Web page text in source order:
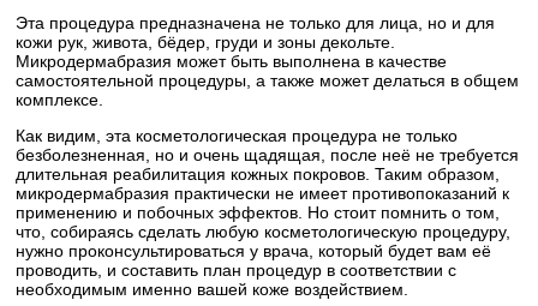
Эта процедура предназначена не только для лица, но и для
кожи рук, живота, бёдер, груди и зоны декольте.
Микродермабразия может быть выполнена в качестве
самостоятельной процедуры, а также может делаться в общем
комплексе.
Как видим, эта косметологическая процедура не только
безболезненная, но и очень щадящая, после неё не требуется
длительная реабилитация кожных покровов. Таким образом,
микродермабразия практически не имеет противопоказаний к
применению и побочных эффектов. Но стоит помнить о том,
что, собираясь сделать любую косметологическую процедуру,
нужно проконсультироваться у врача, который будет вам её
проводить, и составить план процедур в соответствии с
необходимым именно вашей коже воздействием.